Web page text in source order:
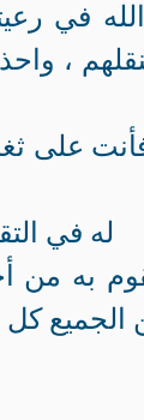
في
،
على
له في
به من
الجميع